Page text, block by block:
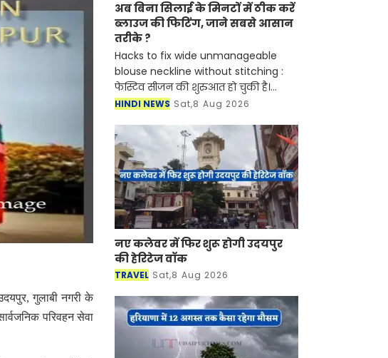
गुलाबी नगरी के
परिवहन सेवा
अब बिना सिलाई के मिनटों में ठीक करें
ब्लाउज की फिटिंग, जाने सबसे आसान
तरीके ?
Hacks to fix wide unmanageable
blouse neckline without stitching :
फेस्टिव सीजन की शुरुआत हो चुकी है।
सुहागिन महिलाएं हो या फिर कुंवारी
बड़े शौक से पहनती हैं। स
HINDI NEWS Sat,8 Aug 2026
नए कलेवर में फिर शुरू होगी उदयपुर
की हेरिटेज वॉक
TRAVEL Sat,8 Aug 2026